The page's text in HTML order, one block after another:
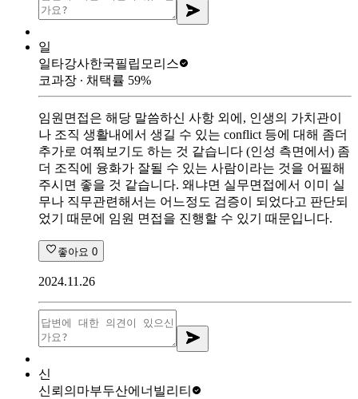
일
일타강사한국필립모리스
코과장 ∙ 채택률 59%
임원면접은 해당 말씀하신 사항 외에, 인생의 가치관이
나 조직 생활내에서 생길 수 있는 conflict 등에 대해 좀더
추가로 여쭤보기도 하는 것 같습니다 (인성 측면에서) 좀
더 조직에 융화가 잘될 수 있는 사람이라는 것을 어필해
주시면 좋을 것 같습니다. 왜냐면 실무면접에서 이미 실
무나 직무관련해서는 어느정도 검증이 되었다고 판단되
었기 때문에 임원 면접을 진행할 수 있기 때문입니다.
좋아요 0
2024.11.26
신
신뢰의마부두산에너빌리티